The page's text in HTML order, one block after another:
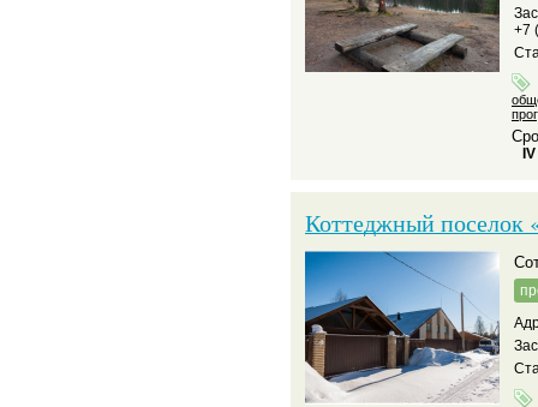
+7
Коттеджный поселок